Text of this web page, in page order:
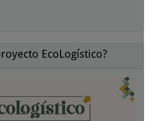
EcoLogístico?